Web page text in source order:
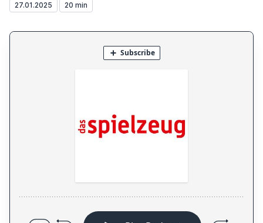
27.01.2025 20 min